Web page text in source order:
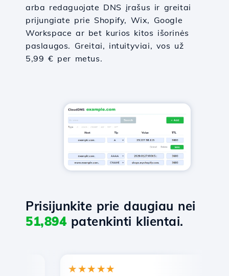
arba redaguojate DNS įrašus ir greitai
prijungiate prie Shopify, Wix, Google
Workspace ar bet kurios kitos išorinės
paslaugos. Greitai, intuityviai, vos už
5,99 € per metus.
Prisijunkite prie daugiau nei
51,894patenkinti klientai.
★★★★★